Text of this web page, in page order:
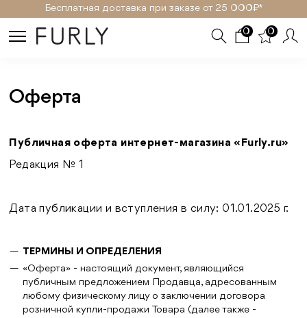
SELECT * FROM page WHERE (id='oferta' OR slug='oferta')
Бесплатная доставка при заказе от 25 000₽ *
0 0
Оферта
Публичная оферта интернет-магазина «Furly.ru»
Редакция № 1
Дата публикации и вступления в силу: 01.01.2025 г.
ТЕРМИНЫ И ОПРЕДЕЛЕНИЯ
«Оферта» - настоящий документ, являющийся
публичным предложением Продавца, адресованным
любому физическому лицу о заключении договора
розничной купли-продажи Товара (далее также -